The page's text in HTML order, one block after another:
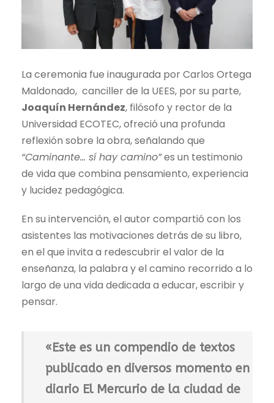
La ceremonia fue inaugurada por Carlos Ortega
Maldonado, canciller de la UEES, por su parte,
Joaquín Hernández, filósofo y rector de la
Universidad ECOTEC, ofreció una profunda
reflexión sobre la obra, señalando que
“Caminante… sí hay camino”es un testimonio
de vida que combina pensamiento, experiencia
y lucidez pedagógica.
En su intervención, el autor compartió con los
asistentes las motivaciones detrás de su libro,
en el que invita a redescubrir el valor de la
enseñanza, la palabra y el camino recorrido a lo
largo de una vida dedicada a educar, escribir y
pensar.
«Este es un compendio de textos
publicado en diversos momento en
diario El Mercurio de la ciudad de